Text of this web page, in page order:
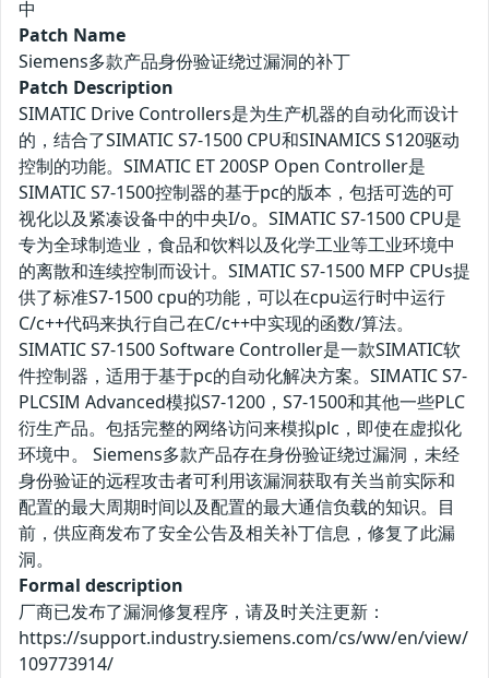
中
Patch Name
Siemens多款产品身份验证绕过漏洞的补丁
Patch Description
SIMATIC Drive Controllers是为生产机器的自动化而设计
的，结合了SIMATIC S7-1500 CPU和SINAMICS S120驱动
控制的功能。SIMATIC ET 200SP Open Controller是
SIMATIC S7-1500控制器的基于pc的版本，包括可选的可
视化以及紧凑设备中的中央I/o。SIMATIC S7-1500 CPU是
专为全球制造业，食品和饮料以及化学工业等工业环境中
的离散和连续控制而设计。SIMATIC S7-1500 MFP CPUs提
供了标准S7-1500 cpu的功能，可以在cpu运行时中运行
C/c++代码来执行自己在C/c++中实现的函数/算法。
SIMATIC S7-1500 Software Controller是一款SIMATIC软
件控制器，适用于基于pc的自动化解决方案。SIMATIC S7-
PLCSIM Advanced模拟S7-1200，S7-1500和其他一些PLC
衍生产品。包括完整的网络访问来模拟plc，即使在虚拟化
环境中。 Siemens多款产品存在身份验证绕过漏洞，未经
身份验证的远程攻击者可利用该漏洞获取有关当前实际和
配置的最大周期时间以及配置的最大通信负载的知识。目
前，供应商发布了安全公告及相关补丁信息，修复了此漏
洞。
Formal description
厂商已发布了漏洞修复程序，请及时关注更新：
https://support.industry.siemens.com/cs/ww/en/view/
109773914/